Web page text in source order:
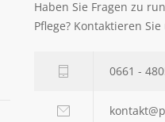
Haben Sie Fragen zu
Pflege? Kontaktieren Sie
0661 -